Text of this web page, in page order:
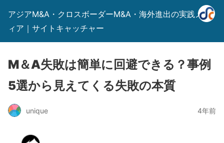
アジアM&A・クロスボーダーM&A・海外進出の実践メデ
ィア｜サイトキャッチャー
M＆A失敗は簡単に回避できる？事例
5選から見えてくる失敗の本質
unique 4年前